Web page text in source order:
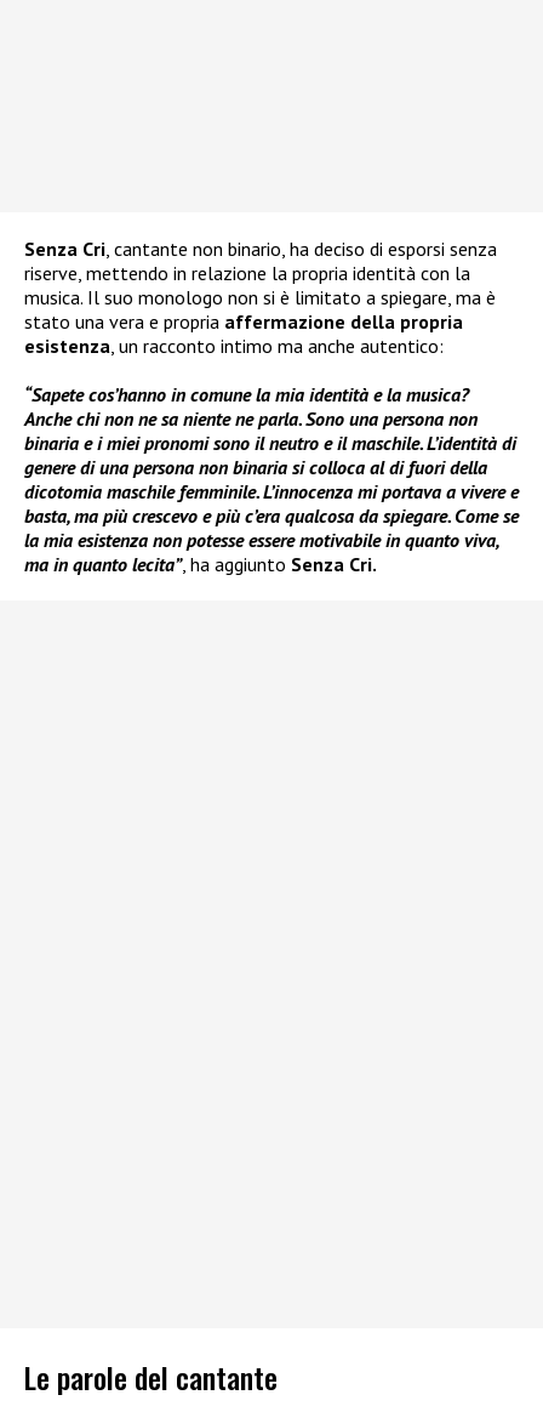
Senza Cri, cantante non binario, ha deciso di esporsi senza
riserve, mettendo in relazione la propria identità con la
musica. Il suo monologo non si è limitato a spiegare, ma è
stato una vera e propria affermazione della propria
esistenza, un racconto intimo ma anche autentico:
“Sapete cos’hanno in comune la mia identità e la musica?
Anche chi non ne sa niente ne parla. Sono una persona non
binaria e i miei pronomi sono il neutro e il maschile. L’identità di
genere di una persona non binaria si colloca al di fuori della
dicotomia maschile femminile. L’innocenza mi portava a vivere e
basta, ma più crescevo e più c’era qualcosa da spiegare. Come se
la mia esistenza non potesse essere motivabile in quanto viva,
ma in quanto lecita”, ha aggiunto Senza Cri.
Le parole del cantante